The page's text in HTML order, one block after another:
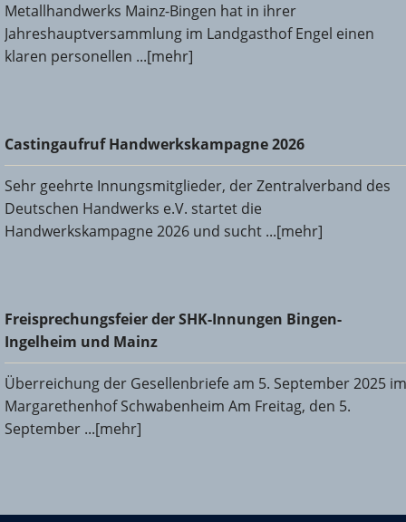
Metallhandwerks Mainz-Bingen hat in ihrer
Jahreshauptversammlung im Landgasthof Engel einen
klaren personellen ...[mehr]
Castingaufruf Handwerkskampagne 2026
Castingaufruf Handwerkskampagne 2026
Sehr geehrte Innungsmitglieder, der Zentralverband des
Deutschen Handwerks e.V. startet die
Handwerkskampagne 2026 und sucht ...[mehr]
Freisprechungsfeier der SHK-Innungen Bingen-Ingelheim
und Mainz
Freisprechungsfeier der SHK-Innungen Bingen-
Ingelheim und Mainz
Überreichung der Gesellenbriefe am 5. September 2025 im
Margarethenhof Schwabenheim Am Freitag, den 5.
September ...[mehr]